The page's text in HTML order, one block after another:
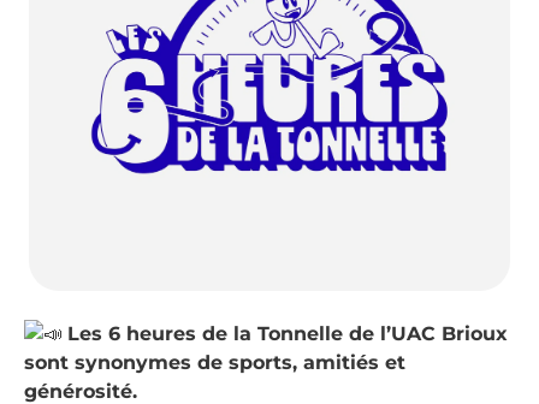
Les 6 heures de la Tonnelle de l’UAC Brioux
sont synonymes de sports, amitiés et
générosité.